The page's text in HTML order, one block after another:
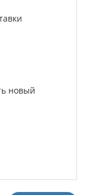
новый